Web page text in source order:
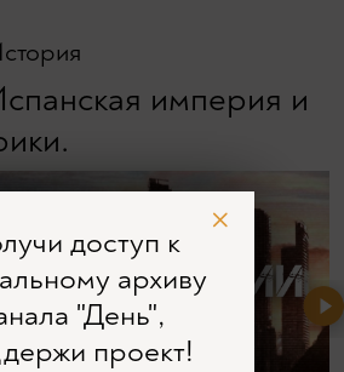
империя и
доступ к
архиву
"День",
проект!